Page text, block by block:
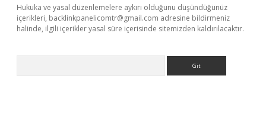
Hukuka ve yasal düzenlemelere aykırı olduğunu düşündüğünüz
içerikleri, backlinkpanelicomtr@gmail.com adresine bildirmeniz
halinde, ilgili içerikler yasal süre içerisinde sitemizden kaldırılacaktır.